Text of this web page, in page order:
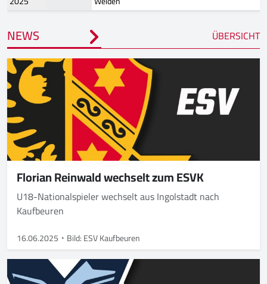
NEWS ÜBERSICHT
Florian Reinwald wechselt zum ESVK
U18-Nationalspieler wechselt aus Ingolstadt nach
Kaufbeuren
16.06.2025 Bild: ESV Kaufbeuren